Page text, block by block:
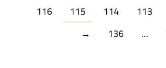
113
114
115
116
…
136
→